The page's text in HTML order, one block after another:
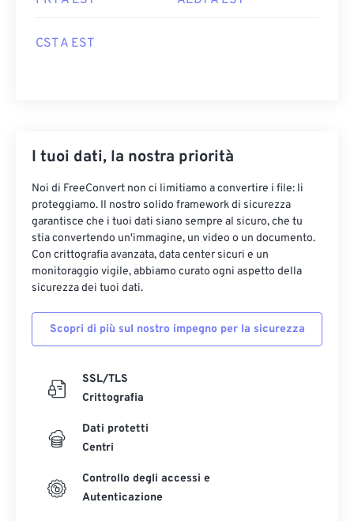
CST A EST
I tuoi dati, la nostra priorità
Noi di FreeConvert non ci limitiamo a convertire i file: li
proteggiamo. Il nostro solido framework di sicurezza
garantisce che i tuoi dati siano sempre al sicuro, che tu
stia convertendo un'immagine, un video o un documento.
Con crittografia avanzata, data center sicuri e un
monitoraggio vigile, abbiamo curato ogni aspetto della
sicurezza dei tuoi dati.
Scopri di più sul nostro impegno per la sicurezza
SSL/TLS
Crittografia
Dati protetti
Centri
Controllo degli accessi e
Autenticazione